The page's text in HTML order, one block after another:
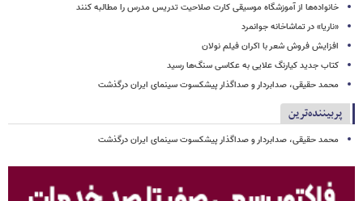
خانواده‌ها از آموزشگاه موسیقی کارت صلاحیت تدریس مدرس را مطالبه کنند
«ناریا» در تماشاخانه جوانمرد
افزایش فروش شعر با اکران فیلم نولان
کتاب جدید کیارنگ علایی به عکاسی سنگ‌ها رسید
محمد حقیقی، صدابردار و صداگذار پیشکسوت سینمای ایران درگذشت
پربیننده‌ترین
محمد حقیقی، صدابردار و صداگذار پیشکسوت سینمای ایران درگذشت